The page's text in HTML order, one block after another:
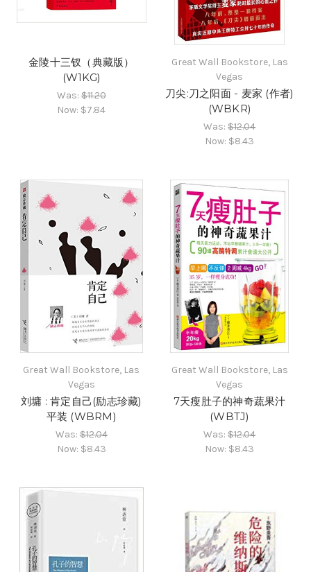
金陵十三钗（典藏版）
(W1KG)
Was:$11.20
Now: $7.84
Great Wall Bookstore, Las
Vegas
刀尖:刀之阳面 - 麦家 (作者)
(WBKR)
Was:$12.04
Now: $8.43
Great Wall Bookstore, Las
Vegas
刘墉 : 肯定自己(励志珍藏)
平装 (WBRM)
Was:$12.04
Now: $8.43
Great Wall Bookstore, Las
Vegas
7天瘦肚子的神奇蔬果汁
(WBTJ)
Was:$12.04
Now: $8.43